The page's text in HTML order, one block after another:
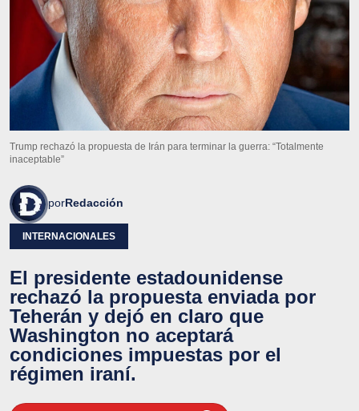
Trump rechazó la propuesta de Irán para terminar la guerra: “Totalmente
inaceptable”
porRedacción
INTERNACIONALES
El presidente estadounidense
rechazó la propuesta enviada por
Teherán y dejó en claro que
Washington no aceptará
condiciones impuestas por el
régimen iraní.